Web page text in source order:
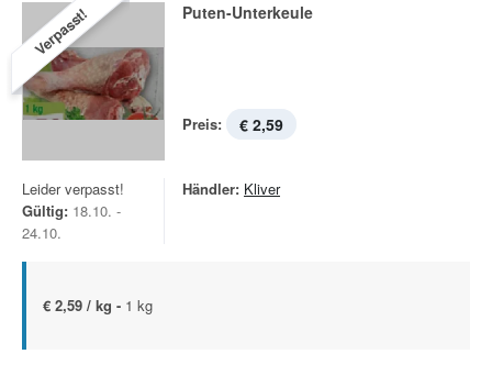
Verpasst! Puten-Unterkeule
Preis: € 2,59
Leider verpasst!
Gültig: 18.10. -
24.10.
Händler: Kliver
€ 2,59 / kg - 1 kg